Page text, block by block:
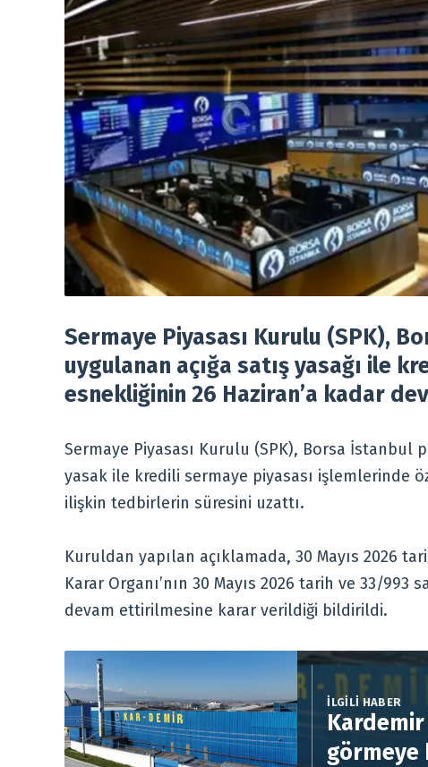
İletişim
Sermaye Piyasası Kurulu (SPK),
uygulanan açığa satış yasağı ile
esnekliğinin 26 Haziran’a kadar
Sermaye Piyasası Kurulu (SPK), Borsa İstanbul
yasak ile kredili sermaye piyasası işlemlerinde
ilişkin tedbirlerin süresini uzattı.
Kuruldan yapılan açıklamada, 30 Mayıs 2026
Karar Organı’nın 30 Mayıs 2026 tarih ve 33/
devam ettirilmesine karar verildiği bildirildi.
İLGİLİ HABER
Kardemir
görmeye